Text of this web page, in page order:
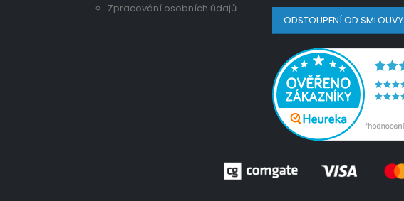
Zpracování osobních údajů
ODSTOUPENÍ OD SMLOUVY